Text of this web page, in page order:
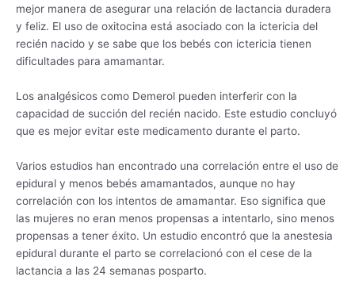
mejor manera de asegurar una relación de lactancia duradera
y feliz. El uso de oxitocina está asociado con la ictericia del
recién nacido y se sabe que los bebés con ictericia tienen
dificultades para amamantar.
Los analgésicos como Demerol pueden interferir con la
capacidad de succión del recién nacido. Este estudio concluyó
que es mejor evitar este medicamento durante el parto.
Varios estudios han encontrado una correlación entre el uso de
epidural y menos bebés amamantados, aunque no hay
correlación con los intentos de amamantar. Eso significa que
las mujeres no eran menos propensas a intentarlo, sino menos
propensas a tener éxito. Un estudio encontró que la anestesia
epidural durante el parto se correlacionó con el cese de la
lactancia a las 24 semanas posparto.